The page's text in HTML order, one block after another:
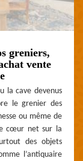
greniers,
vente
la cave devenus
le grenier des
ou même de
cœur net sur la
des objets
l’antiquaire